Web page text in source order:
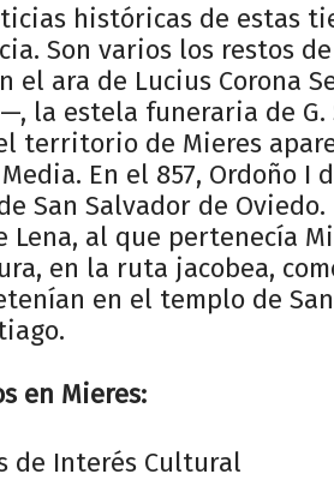
históricas de estas
Son varios los restos
el ara de Lucius Corona
la estela funeraria de
territorio de Mieres
En el 857, Ordoño I
San Salvador de
Lena, al que pertenecía
en la ruta jacobea,
en el templo de
en Mieres:
de Interés Cultural